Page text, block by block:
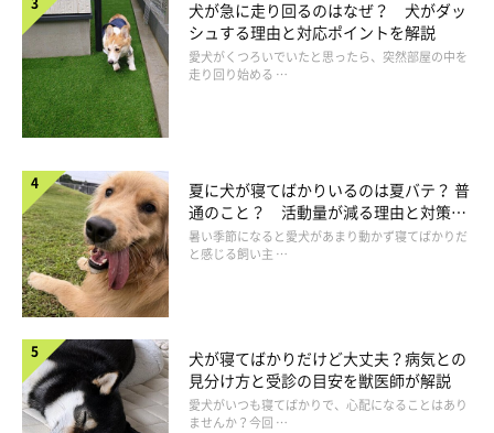
参考・写真／「いぬのきもち」2025年7月号『大きな写真でわかりやすい！
とってもやさしい歯みがき見本帳』
犬が急に走り回るのはなぜ？ 犬がダッ
シュする理由と対応ポイントを解説
愛犬がくつろいでいたと思ったら、突然部屋の中を
走り回り始める …
夏に犬が寝てばかりいるのは夏バテ？ 普
通のこと？ 活動量が減る理由と対策と
は
暑い季節になると愛犬があまり動かず寝てばかりだ
と感じる飼い主 …
犬が寝てばかりだけど大丈夫？病気との
見分け方と受診の目安を獣医師が解説
愛犬がいつも寝てばかりで、心配になることはあり
ませんか？今回 …